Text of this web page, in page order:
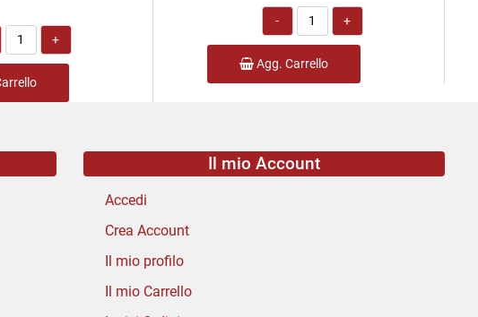
Quantità
Quantità
Agg. Carrello
Il mio Account
Accedi
Crea Account
Il mio profilo
Il mio Carrello